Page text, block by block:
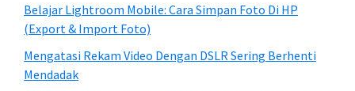
Belajar Lightroom Mobile: Cara Simpan Foto Di HP
(Export & Import Foto)
Mengatasi Rekam Video Dengan DSLR Sering Berhenti
Mendadak